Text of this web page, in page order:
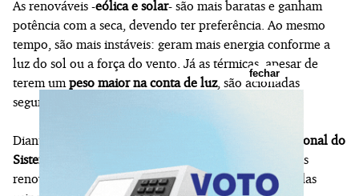
As renováveis -eólica e solar- são mais baratas e ganham
potência com a seca, devendo ter preferência. Ao mesmo
tempo, são mais instáveis: geram mais energia conforme a
luz do sol ou a força do vento. Já as térmicas, apesar de
terem umpeso maior na conta de luz, são acionadas
segundo a demanda.
Diante desse cenário, o próprio
ONS (Operador Nacional do
Sistema Elétrico)
admite que a solução será utilizar as
renováveis, quando disponíveis, mas sem abrir mão das
fechar